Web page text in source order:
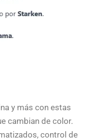
y más con estas
cambian de color.
control de